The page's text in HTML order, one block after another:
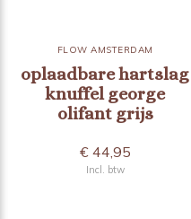
FLOW AMSTERDAM
oplaadbare hartslag
knuffel george
olifant grijs
€ 44,95
Incl. btw